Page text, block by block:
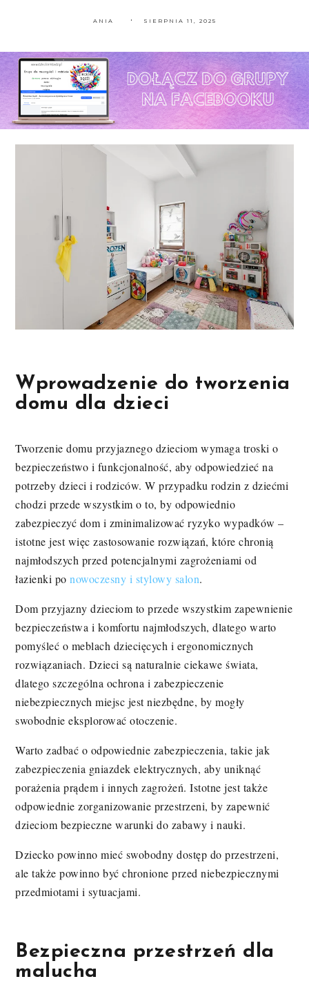
ANIA SIERPNIA 11, 2025
Wprowadzenie do tworzenia
domu dla dzieci
Tworzenie domu przyjaznego dzieciom wymaga troski o
bezpieczeństwo i funkcjonalność, aby odpowiedzieć na
potrzeby dzieci i rodziców. W przypadku rodzin z dziećmi
chodzi przede wszystkim o to, by odpowiednio
zabezpieczyć dom i zminimalizować ryzyko wypadków –
istotne jest więc zastosowanie rozwiązań, które chronią
najmłodszych przed potencjalnymi zagrożeniami od
łazienki ponowoczesny i stylowy salon.
Dom przyjazny dzieciom to przede wszystkim zapewnienie
bezpieczeństwa i komfortu najmłodszych, dlatego warto
pomyśleć o meblach dziecięcych i ergonomicznych
rozwiązaniach. Dzieci są naturalnie ciekawe świata,
dlatego szczególna ochrona i zabezpieczenie
niebezpiecznych miejsc jest niezbędne, by mogły
swobodnie eksplorować otoczenie.
Warto zadbać o odpowiednie zabezpieczenia, takie jak
zabezpieczenia gniazdek elektrycznych, aby uniknąć
porażenia prądem i innych zagrożeń. Istotne jest także
odpowiednie zorganizowanie przestrzeni, by zapewnić
dzieciom bezpieczne warunki do zabawy i nauki.
Dziecko powinno mieć swobodny dostęp do przestrzeni,
ale także powinno być chronione przed niebezpiecznymi
przedmiotami i sytuacjami.
Bezpieczna przestrzeń dla
malucha